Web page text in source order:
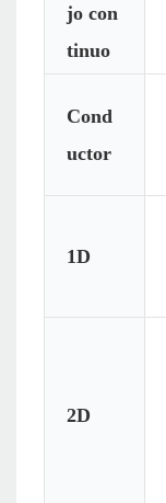
jo con
tinuo
Cond
uctor
1D
2D